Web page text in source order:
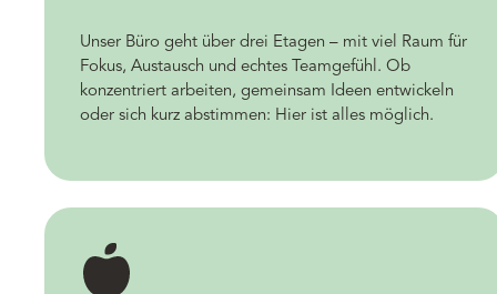
Unser Büro geht über drei Etagen – mit viel Raum für
Fokus, Austausch und echtes Teamgefühl. Ob
konzentriert arbeiten, gemeinsam Ideen entwickeln
oder sich kurz abstimmen: Hier ist alles möglich.